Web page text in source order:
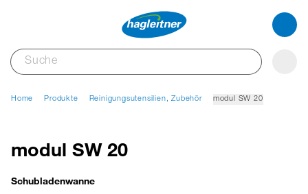
Home Produkte Reinigungsutensilien, Zubehör modul SW 20
modul SW 20
Schubladenwanne